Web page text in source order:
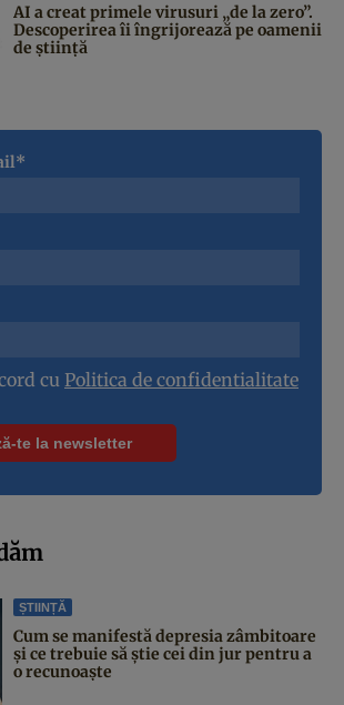
AI a creat primele virusuri „de la zero”.
Descoperirea îi îngrijorează pe oamenii
de știință
cu Politica de confidentialitate
ȘTIINȚĂ
Cum se manifestă depresia zâmbitoare
și ce trebuie să știe cei din jur pentru a
o recunoaște